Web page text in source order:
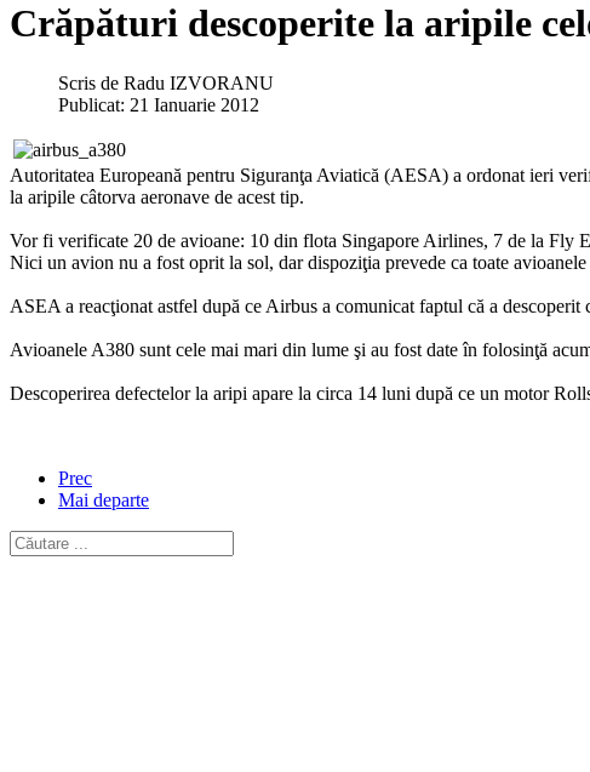
Crăpături descoperite la aripile
Scris de Radu IZVORANU
Publicat: 21 Ianuarie 2012
Autoritatea Europeană pentru Siguranţa Aviatică (AESA) a ordonat ieri
la aripile câtorva aeronave de acest tip.
Vor fi verificate 20 de avioane: 10 din flota Singapore Airlines, 7 de la Fly
Nici un avion nu a fost oprit la sol, dar dispoziţia prevede ca toate
ASEA a reacţionat astfel după ce Airbus a comunicat faptul că a
Avioanele A380 sunt cele mai mari din lume şi au fost date în folosinţă
Descoperirea defectelor la aripi apare la circa 14 luni după ce un motor
Prec
Mai departe